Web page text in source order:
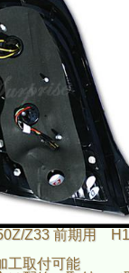
Z33 前期用
工取付可能